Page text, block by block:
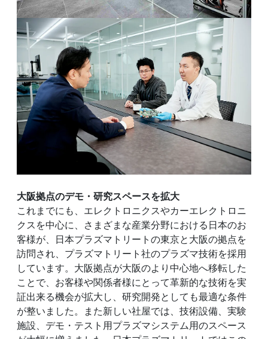
大阪拠点のデモ・研究スペースを拡大
これまでにも、エレクトロニクスやカーエレクトロニ
クスを中心に、さまざまな産業分野における日本のお
客様が、日本プラズマトリートの東京と大阪の拠点を
訪問され、プラズマトリート社のプラズマ技術を採用
しています。大阪拠点が大阪のより中心地へ移転した
ことで、お客様や関係者様にとって革新的な技術を実
証出来る機会が拡大し、研究開発としても最適な条件
が整いました。また新しい社屋では、技術設備、実験
施設、デモ・テスト用プラズマシステム用のスペース